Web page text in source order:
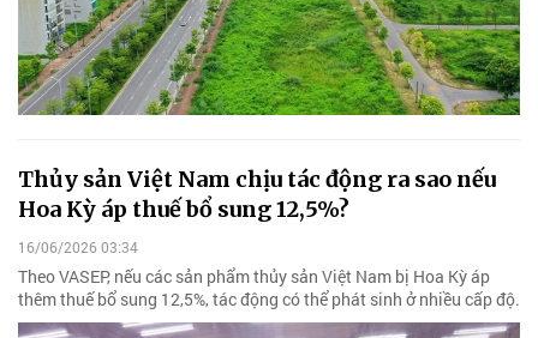
Thủy sản Việt Nam chịu tác động ra sao nếu
Hoa Kỳ áp thuế bổ sung 12,5%?
16/06/2026 03:34
Theo VASEP, nếu các sản phẩm thủy sản Việt Nam bị Hoa Kỳ áp
thêm thuế bổ sung 12,5%, tác động có thể phát sinh ở nhiều cấp độ.